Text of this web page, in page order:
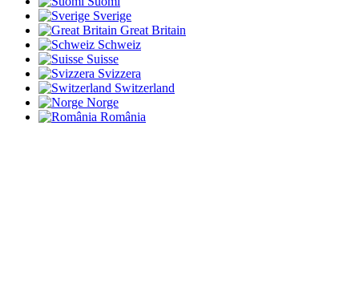
Sverige
Great Britain
Schweiz
Suisse
Svizzera
Switzerland
Norge
România